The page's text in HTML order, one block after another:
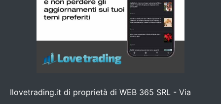
Ilovetrading.it di proprietà di WEB 365 SRL - Via